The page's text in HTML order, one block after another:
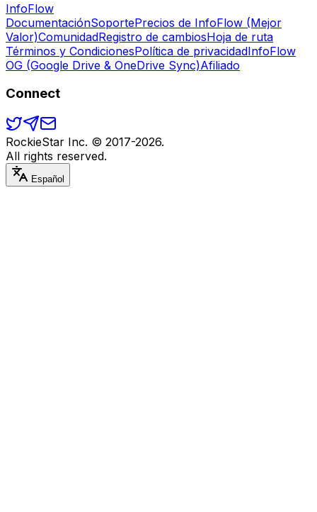
InfoFlow
DocumentaciónSoportePrecios de InfoFlow (Mejor
Valor)ComunidadRegistro de cambiosHoja de ruta
Términos y CondicionesPolítica de privacidadInfoFlow
OG (Google Drive & OneDrive Sync)Afiliado
Connect
RockieStar Inc. © 2017-2026.
All rights reserved.
Español